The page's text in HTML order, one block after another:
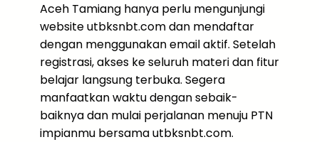
Aceh Tamiang hanya perlu mengunjungi
website utbksnbt.com dan mendaftar
dengan menggunakan email aktif. Setelah
registrasi, akses ke seluruh materi dan fitur
belajar langsung terbuka. Segera
manfaatkan waktu dengan sebaik-
baiknya dan mulai perjalanan menuju PTN
impianmu bersama utbksnbt.com.